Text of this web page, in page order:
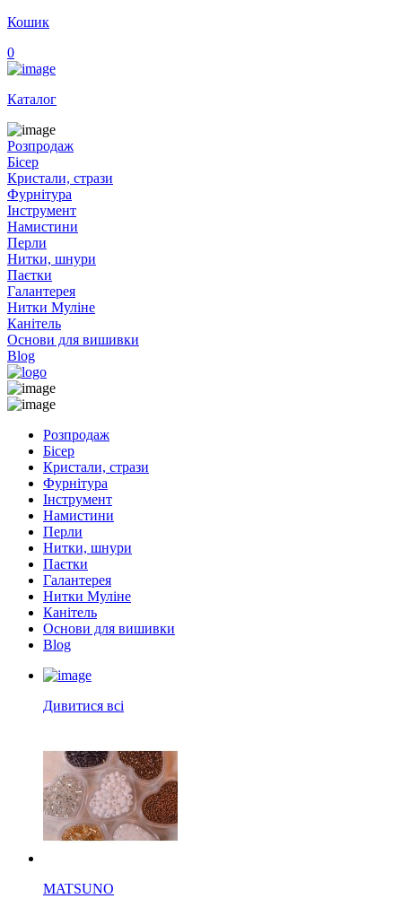
Кошик
0
Каталог
Розпродаж
Бісер
Кристали, стрази
Фурнітура
Інструмент
Намистини
Перли
Нитки, шнури
Паєтки
Галантерея
Нитки Муліне
Канітель
Основи для вишивки
Blog
Розпродаж
Бісер
Кристали, стрази
Фурнітура
Інструмент
Намистини
Перли
Нитки, шнури
Паєтки
Галантерея
Нитки Муліне
Канітель
Основи для вишивки
Blog
Дивитися всі
MATSUNO